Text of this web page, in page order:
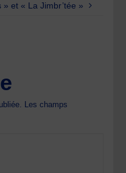
et « La Jimbr’tée »
Les champs